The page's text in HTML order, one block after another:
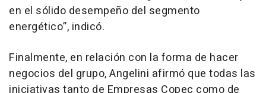
en el sólido desempeño del segmento
energético”, indicó.
Finalmente, en relación con la forma de hacer
negocios del grupo, Angelini afirmó que todas las